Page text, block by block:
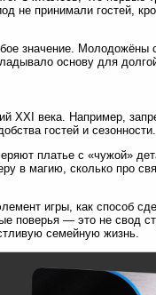
не принимали гостей,
значение. Молодожёны
основу для
XXI века. Например,
гостей и сезонности.
платье с «чужой»
в магию, сколько про
игры, как способ
поверья — это не свод
семейную жизнь.